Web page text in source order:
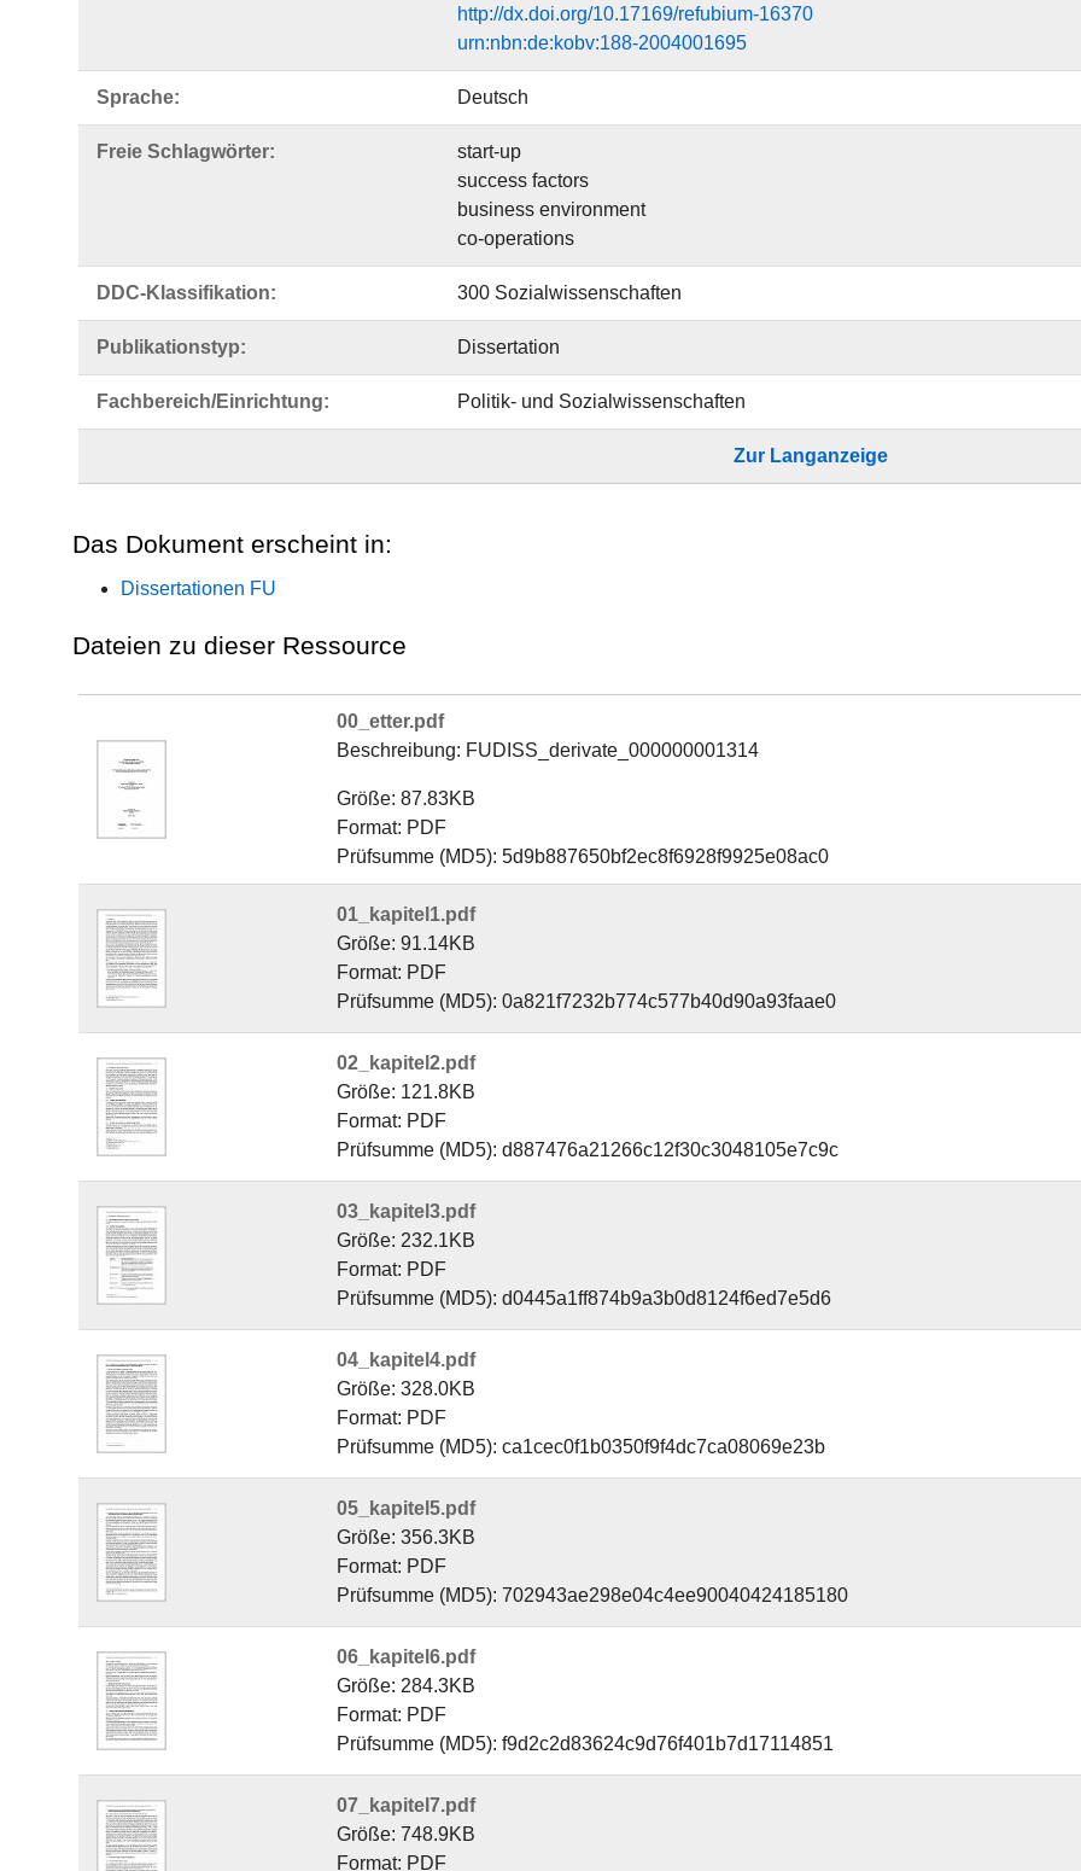
http://dx.doi.org/10.17169/refubium-16370
urn:nbn:de:kobv:188-2004001695
Sprache: Deutsch
Freie Schlagwörter:
start-up
success factors
business environment
co-operations
DDC-Klassifikation: 300 Sozialwissenschaften
Publikationstyp: Dissertation
Fachbereich/Einrichtung: Politik- und Sozialwissenschaften
Zur Langanzeige
Das Dokument erscheint in:
Dissertationen FU
Dateien zu dieser Ressource
00_etter.pdf
Beschreibung: FUDISS_derivate_000000001314
Größe: 87.83KB
Format: PDF
Prüfsumme (MD5): 5d9b887650bf2ec8f6928f9925e08ac0
01_kapitel1.pdf
Größe: 91.14KB
Format: PDF
Prüfsumme (MD5): 0a821f7232b774c577b40d90a93faae0
02_kapitel2.pdf
Größe: 121.8KB
Format: PDF
Prüfsumme (MD5): d887476a21266c12f30c3048105e7c9c
03_kapitel3.pdf
Größe: 232.1KB
Format: PDF
Prüfsumme (MD5): d0445a1ff874b9a3b0d8124f6ed7e5d6
04_kapitel4.pdf
Größe: 328.0KB
Format: PDF
Prüfsumme (MD5): ca1cec0f1b0350f9f4dc7ca08069e23b
05_kapitel5.pdf
Größe: 356.3KB
Format: PDF
Prüfsumme (MD5): 702943ae298e04c4ee90040424185180
06_kapitel6.pdf
Größe: 284.3KB
Format: PDF
Prüfsumme (MD5): f9d2c2d83624c9d76f401b7d17114851
07_kapitel7.pdf
Größe: 748.9KB
Format: PDF